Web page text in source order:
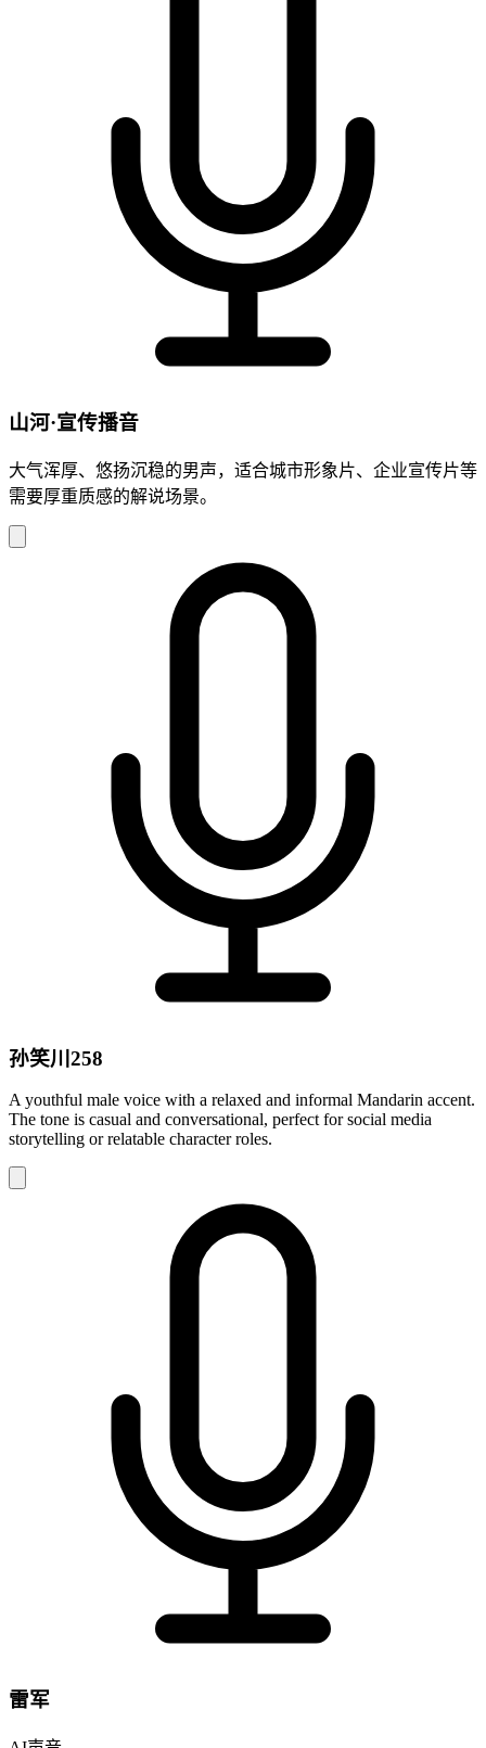
山河·宣传播音
大气浑厚、悠扬沉稳的男声，适合城市形象片、企业宣传片等
需要厚重质感的解说场景。
孙笑川258
A youthful male voice with a relaxed and informal Mandarin accent.
The tone is casual and conversational, perfect for social media
storytelling or relatable character roles.
雷军